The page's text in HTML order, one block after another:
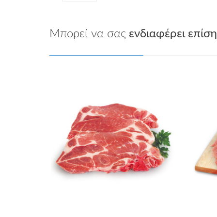
Μπορεί να σας ενδιαφέρει